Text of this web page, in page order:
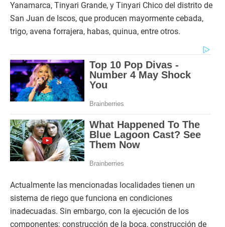
Yanamarca, Tinyari Grande, y Tinyari Chico del distrito de
San Juan de Iscos, que producen mayormente cebada,
trigo, avena forrajera, habas, quinua, entre otros.
Actualmente las mencionadas localidades tienen un
sistema de riego que funciona en condiciones
inadecuadas. Sin embargo, con la ejecución de los
componentes: construcción de la boca, construcción de